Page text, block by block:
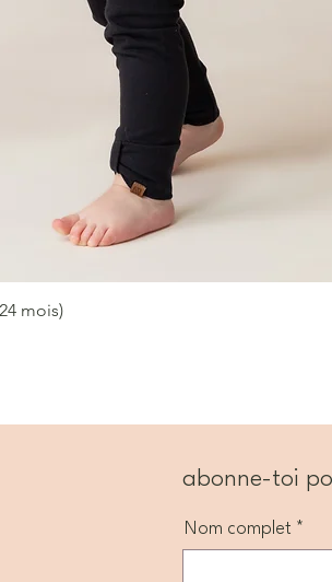
Aperçu rapide
mois)
abonne-toi
Nom complet